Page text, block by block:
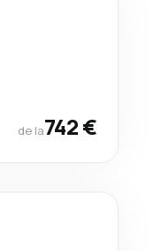
de la742 €